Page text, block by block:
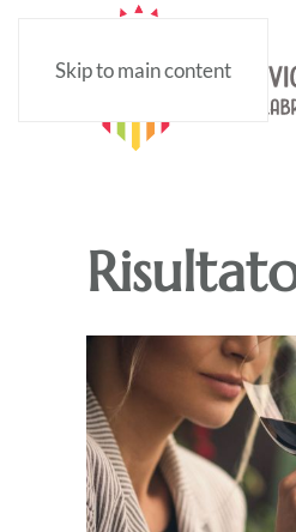
Skip to main content